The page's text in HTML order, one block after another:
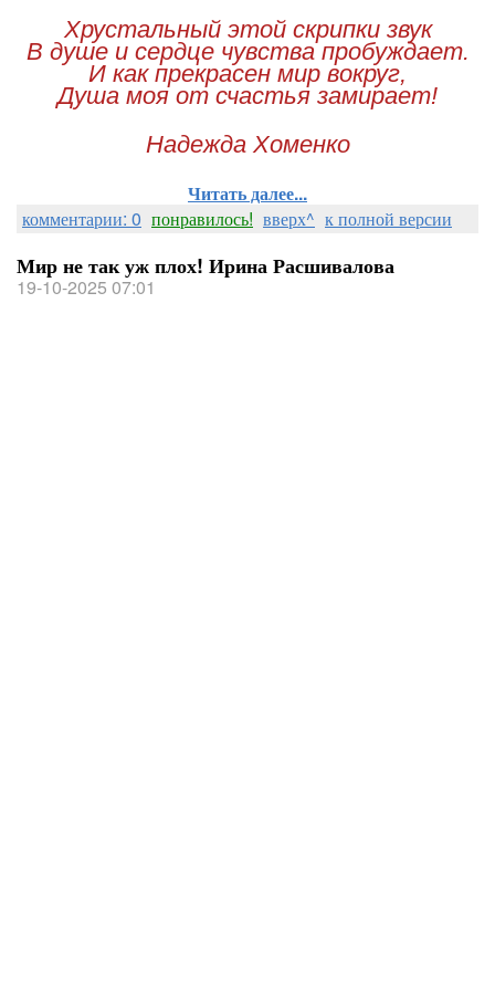
Хрустальный этой скрипки звук
В душе и сердце чувства пробуждает.
И как прекрасен мир вокруг,
Душа моя от счастья замирает!
Надежда Хоменко
Читать далее...
комментарии: 0 понравилось! вверх^ к полной версии
Мир не так уж плох! Ирина Расшивалова
19-10-2025 07:01